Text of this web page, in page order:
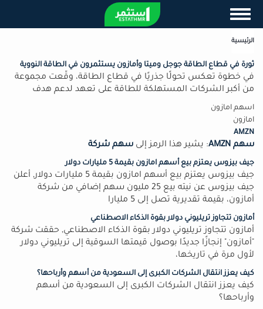
المحتوى
الرئيسي
Toggle navigation
الرئيسية
ثورة في قطاع الطاقة جوجل وميتا وأمازون يستثمرون في الطاقة النووية
في خطوة تعكس تحولًا جذريًا في قطاع الطاقة، وقّعت مجموعة
من أكبر الشركات المستهلكة للطاقة على تعهد لدعم هدف
اسهم امازون
امازون
AMZN
سهم AMZN : يشير هذا الرمز إلى سهم شركة
جيف بيزوس يعتزم بيع أسهم امازون بقيمة 5 مليارات دولار
جيف بيزوس يعتزم بيع أسهم امازون بقيمة 5 مليارات دولار, أعلن
جيف بيزوس عن نيته بيع 25 مليون سهم إضافي من شركة
أمازون، بقيمة تقديرية تصل إلى 5 مليارا
أمازون تتجاوز تريليوني دولار بقوة الذكاء الاصطناعي
أمازون تتجاوز تريليوني دولار بقوة الذكاء الاصطناعي, حققت شركة
"أمازون" إنجازًا جديدًا بوصول قيمتها السوقية إلى تريليوني دولار
لأول مرة في تاريخها،
كيف يعزز انتقال الشركات الكبرى إلى السعودية من أسهم وأرباحها؟
كيف يعزز انتقال الشركات الكبرى إلى السعودية من أسهم
وأرباحها؟